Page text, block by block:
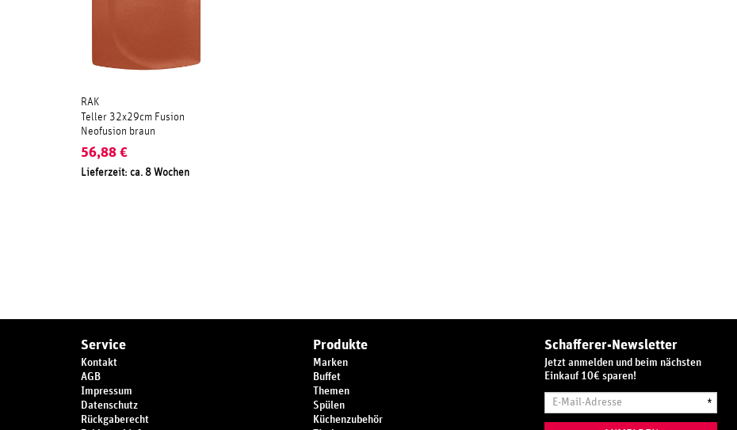
RAK
Teller 32x29cm Fusion
Neofusion braun
56,88 €
Lieferzeit: ca. 8 Wochen
Service
Kontakt
AGB
Impressum
Datenschutz
Rückgaberecht
Produkte
Marken
Buffet
Themen
Spülen
Küchenzubehör
Schafferer-Newsletter
Jetzt anmelden und beim nächsten
Einkauf 10€ sparen!
Mail-
*